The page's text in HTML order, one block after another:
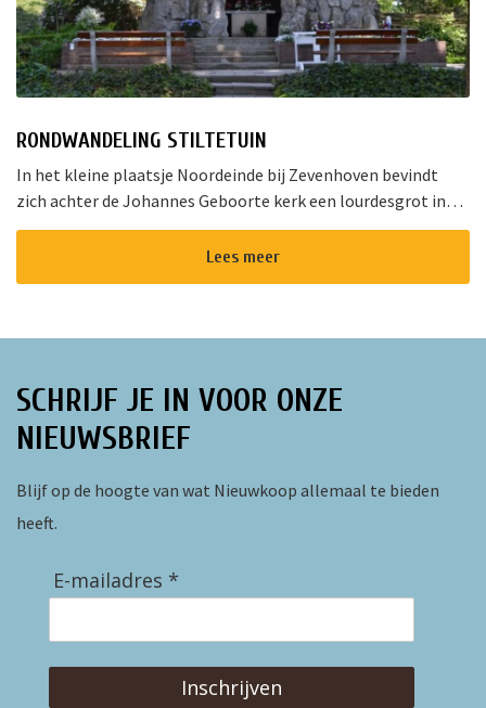
RONDWANDELING STILTETUIN
In het kleine plaatsje Noordeinde bij Zevenhoven bevindt
zich achter de Johannes Geboorte kerk een lourdesgrot in
een stiltetuin. Deze grot is zes meter hoog en opgetrokken
Lees meer
SCHRIJF JE IN VOOR ONZE
NIEUWSBRIEF
Blijf op de hoogte van wat Nieuwkoop allemaal te bieden
heeft.
E-mailadres *
Inschrijven